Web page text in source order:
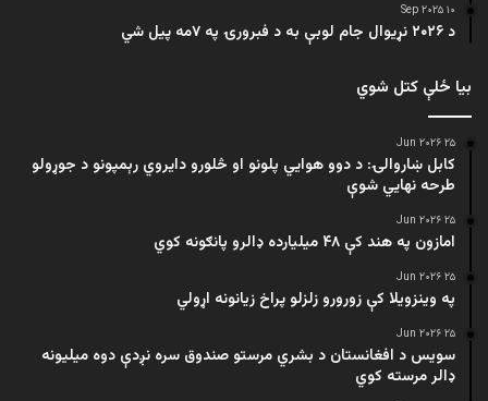
۱۰ Sep ۲۰۲۵
د ۲۰۲۶ نړیوال جام لوبې به د فبرورۍ په ۷مه پیل شي
بیا ځلې کتل شوي
۲۵ Jun ۲۰۲۶
کابل ښاروالۍ: د دوو هوايي پلونو او څلورو دایروي رېمپونو د جوړولو
طرحه نهایي شوې
۲۵ Jun ۲۰۲۶
امازون په هند کې ۴۸ میلیارده ډالرو پانګونه کوي
۲۵ Jun ۲۰۲۶
په وینزویلا کې زورورو زلزلو پراخ زیانونه اړولي
۲۵ Jun ۲۰۲۶
سویس د افغانستان د بشري مرستو صندوق سره نږدې دوه میلیونه
ډالر مرسته کوي